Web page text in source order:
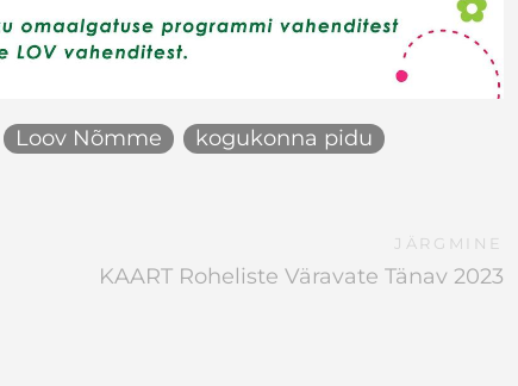
Loov Nõmme
kogukonna pidu
JÄRGMINE
KAART Roheliste Väravate Tänav 2023